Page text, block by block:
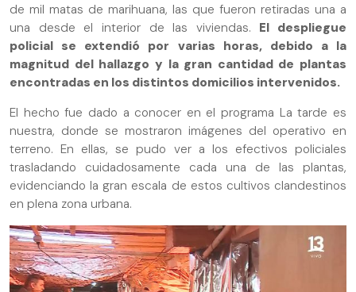
de mil matas de marihuana, las que fueron retiradas una a
una desde el interior de las viviendas. El despliegue
policial se extendió por varias horas, debido a la
magnitud del hallazgo y la gran cantidad de plantas
encontradas en los distintos domicilios intervenidos.
El hecho fue dado a conocer en el programa La tarde es
nuestra, donde se mostraron imágenes del operativo en
terreno. En ellas, se pudo ver a los efectivos policiales
trasladando cuidadosamente cada una de las plantas,
evidenciando la gran escala de estos cultivos clandestinos
en plena zona urbana.